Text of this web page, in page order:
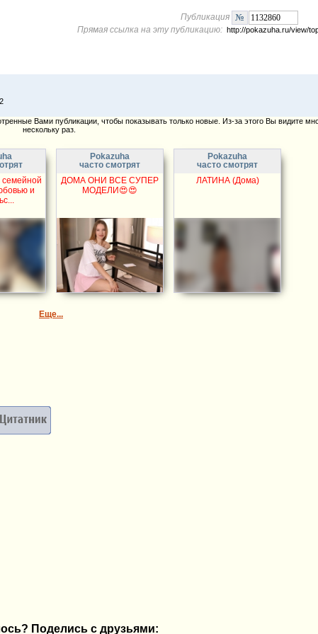
Публикация
Прямая ссылка на эту публикацию: http://pokazuha.ru/view/
2
Вами публикации, чтобы показывать только новые. Из-за этого Вы видите
нескольку раз.
и
Pokazuha
часто смотрят
ДОМА ОНИ ВСЕ СУПЕР
МОДЕЛИ😍😍
Pokazuha
часто смотрят
ЛАТИНА (Дома)
Еще...
Поделись с друзьями: